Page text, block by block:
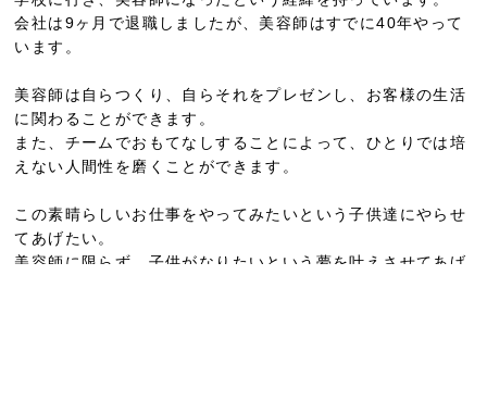
会社は9ヶ月で退職しましたが、美容師はすでに40年やって
います。
美容師は自らつくり、自らそれをプレゼンし、お客様の生活
に関わることができます。
また、チームでおもてなしすることによって、ひとりでは培
えない人間性を磨くことができます。
この素晴らしいお仕事をやってみたいという子供達にやらせ
てあげたい。
美容師に限らず、子供がなりたいという夢を叶えさせてあげ